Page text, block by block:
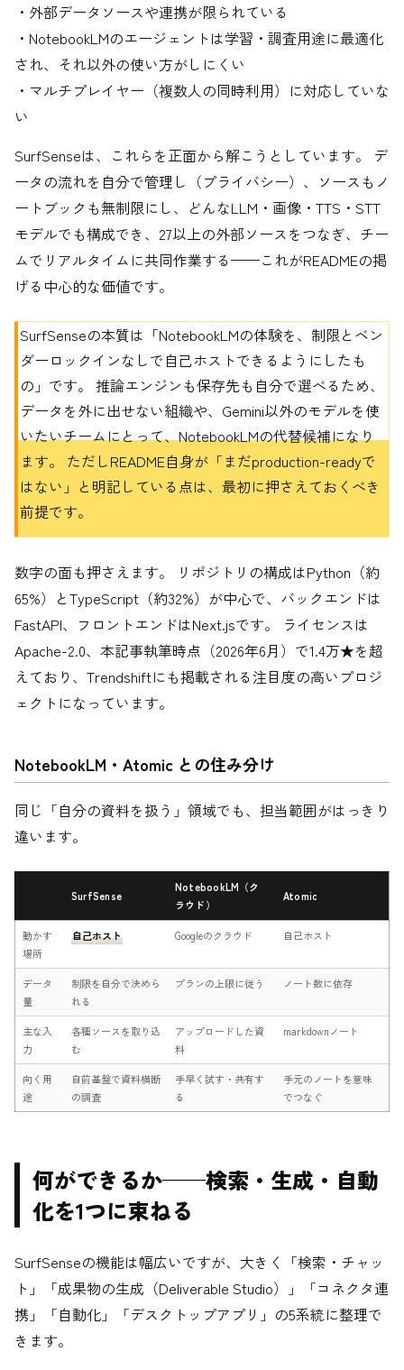
・外部データソースや連携が限られている
・NotebookLMのエージェントは学習・調査用途に最適化
され、それ以外の使い方がしにくい
・マルチプレイヤー（複数人の同時利用）に対応していな
い
SurfSenseは、これらを正面から解こうとしています。 デ
ータの流れを自分で管理し（プライバシー）、ソースもノ
ートブックも無制限にし、どんなLLM・画像・TTS・STT
モデルでも構成でき、27以上の外部ソースをつなぎ、チー
ムでリアルタイムに共同作業する——これがREADMEの掲
げる中心的な価値です。
SurfSenseの本質は「NotebookLMの体験を、制限とベン
ダーロックインなしで自己ホストできるようにしたも
の」です。 推論エンジンも保存先も自分で選べるため、
データを外に出せない組織や、Gemini以外のモデルを使
いたいチームにとって、NotebookLMの代替候補になり
ます。 ただしREADME自身が「まだproduction-readyで
はない」と明記している点は、最初に押さえておくべき
前提です。
数字の面も押さえます。 リポジトリの構成はPython（約
65%）とTypeScript（約32%）が中心で、バックエンドは
FastAPI、フロントエンドはNext.jsです。 ライセンスは
Apache-2.0、本記事執筆時点（2026年6月）で1.4万★を超
えており、Trendshiftにも掲載される注目度の高いプロジ
ェクトになっています。
NotebookLM・Atomic との住み分け
同じ「自分の資料を扱う」領域でも、担当範囲がはっきり
違います。
SurfSense
NotebookLM（ク
ラウド）
Atomic
動かす
場所
自己ホスト Googleのクラウド 自己ホスト
データ
量
制限を自分で決めら
れる
プランの上限に従う ノート数に依存
主な入
力
各種ソースを取り込
む
アップロードした資
料
markdownノート
向く用
途
自前基盤で資料横断
の調査
手早く試す・共有す
る
手元のノートを意味
でつなぐ
何ができるか——検索・生成・自動
化を1つに束ねる
SurfSenseの機能は幅広いですが、大きく「検索・チャッ
ト」「成果物の生成（Deliverable Studio）」「コネクタ連
携」「自動化」「デスクトップアプリ」の5系統に整理で
きます。